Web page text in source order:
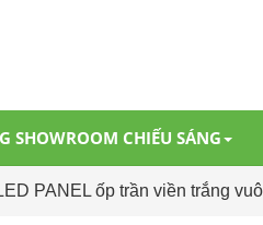
SHOWROOM CHIẾU SÁNG
PANEL ốp trần viền trắng